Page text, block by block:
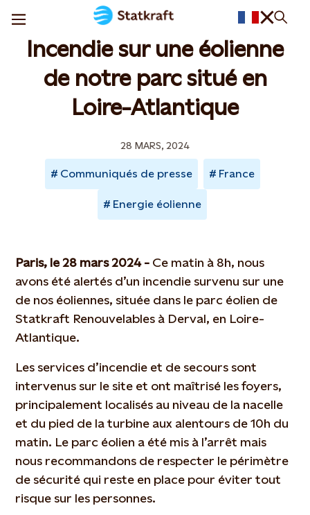
Incendie sur une éolienne
de notre parc situé en
Loire-Atlantique
28 MARS, 2024
Communiqués de presse France
Energie éolienne
Paris, le 28 mars 2024 - Ce matin à 8h, nous
avons été alertés d’un incendie survenu sur une
de nos éoliennes, située dans le parc éolien de
Statkraft Renouvelables à Derval, en Loire-
Atlantique.
Les services d’incendie et de secours sont
intervenus sur le site et ont maîtrisé les foyers,
principalement localisés au niveau de la nacelle
et du pied de la turbine aux alentours de 10h du
matin. Le parc éolien a été mis à l’arrêt mais
nous recommandons de respecter le périmètre
de sécurité qui reste en place pour éviter tout
risque sur les personnes.